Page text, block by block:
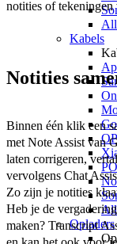
Kabels
Opladers
notities of
Notities
Binnen één klik een
met Note Assist van
laten corrigeren,
vervolgens Chat
Zo zijn je notities
Heb je de
maken? Transcript